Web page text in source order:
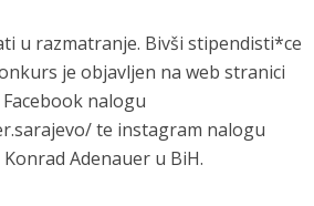
u razmatranje. Bivši stipendisti*ce
je objavljen na web stranici
nalogu
te instagram nalogu
Adenauer u BiH.